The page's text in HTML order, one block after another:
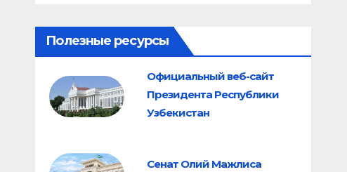
Полезные ресурсы
Официальный веб-сайт
Президента Республики
Узбекистан
Сенат Олий Мажлиса